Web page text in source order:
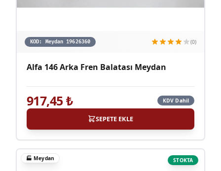
KOD: Meydan 19626360 (0)
Alfa 146 Arka Fren Balatası Meydan
917,45₺ KDV Dahil
SEPETE EKLE
STOKTA
🏭 Meydan